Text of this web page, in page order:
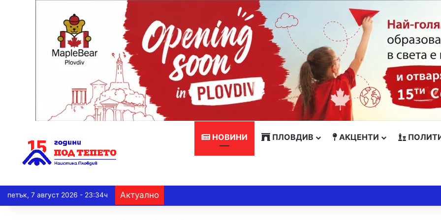
НОВИНИ ПЛОВДИВ АКЦЕНТИ
петък, 7 август 2026 - 23:34ч Актуално